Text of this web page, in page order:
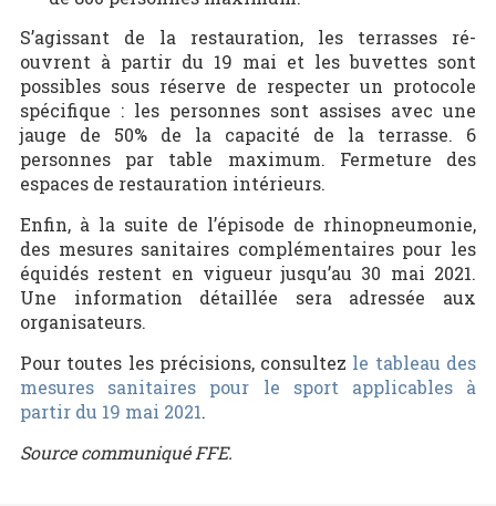
S’agissant de la restauration, les terrasses ré-
ouvrent à partir du 19 mai et les buvettes sont
possibles sous réserve de respecter un protocole
spécifique : les personnes sont assises avec une
jauge de 50% de la capacité de la terrasse. 6
personnes par table maximum. Fermeture des
espaces de restauration intérieurs.
Enfin, à la suite de l’épisode de rhinopneumonie,
des mesures sanitaires complémentaires pour les
équidés restent en vigueur jusqu’au 30 mai 2021.
Une information détaillée sera adressée aux
organisateurs.
Pour toutes les précisions, consultez le tableau des
mesures sanitaires pour le sport applicables à
partir du 19 mai 2021.
Source communiqué FFE.